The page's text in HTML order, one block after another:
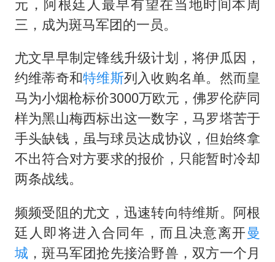
把党建设得更加坚强有力
奋进开新局 实干挑大梁
元，阿根廷人最早有望在当地时间本周
三，成为斑马军团的一员。
尤文早早制定锋线升级计划，将伊瓜因，
约维蒂奇和特维斯列入收购名单。然而皇
马为小烟枪标价3000万欧元，佛罗伦萨同
样为黑山梅西标出这一数字，马罗塔苦于
手头缺钱，虽与球员达成协议，但始终拿
不出符合对方要求的报价，只能暂时冷却
两条战线。
频频受阻的尤文，迅速转向特维斯。阿根
廷人即将进入合同年，而且决意离开曼
城 ，斑马军团抢先接洽野兽，双方一个月